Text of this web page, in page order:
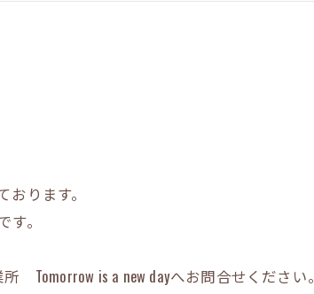
ります。
。
Tomorrow is a new dayへお問合せください。